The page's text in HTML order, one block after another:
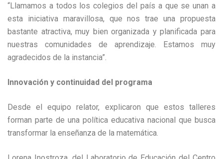
“Llamamos a todos los colegios del país a que se unan a
esta iniciativa maravillosa, que nos trae una propuesta
bastante atractiva, muy bien organizada y planificada para
nuestras comunidades de aprendizaje. Estamos muy
agradecidos de la instancia”.
Innovación y continuidad del programa
Desde el equipo relator, explicaron que estos talleres
forman parte de una política educativa nacional que busca
transformar la enseñanza de la matemática.